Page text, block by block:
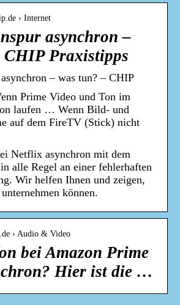
› Internet
asynchron –
CHIP Praxistipps
– was tun? – CHIP
Prime Video und Ton im
laufen … Wenn Bild- und
auf dem FireTV (Stick) nicht
Netflix asynchron mit dem
alle Regel an einer fehlerhaften
Wir helfen Ihnen und zeigen,
können.
› Audio & Video
bei Amazon Prime
Hier ist die …